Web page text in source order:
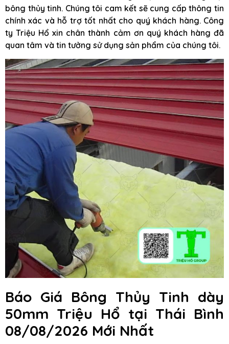
bông thủy tinh. Chúng tôi cam kết sẽ cung cấp thông tin
chính xác và hỗ trợ tốt nhất cho quý khách hàng. Công
ty Triệu Hổ xin chân thành cảm ơn quý khách hàng đã
quan tâm và tin tưởng sử dụng sản phẩm của chúng tôi.
Báo Giá Bông Thủy Tinh dày
50mm Triệu Hổ tại Thái Bình
08/08/2026 Mới Nhất